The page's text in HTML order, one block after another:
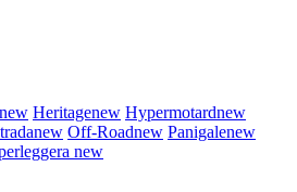
new Heritagenew Hypermotardnew
new Off-Roadnew Panigalenew
new